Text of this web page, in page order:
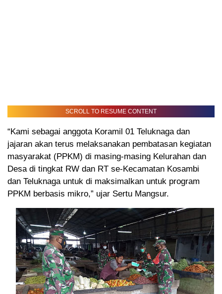
SCROLL TO RESUME CONTENT
“Kami sebagai anggota Koramil 01 Teluknaga dan
jajaran akan terus melaksanakan pembatasan kegiatan
masyarakat (PPKM) di masing-masing Kelurahan dan
Desa di tingkat RW dan RT se-Kecamatan Kosambi
dan Teluknaga untuk di maksimalkan untuk program
PPKM berbasis mikro,” ujar Sertu Mangsur.